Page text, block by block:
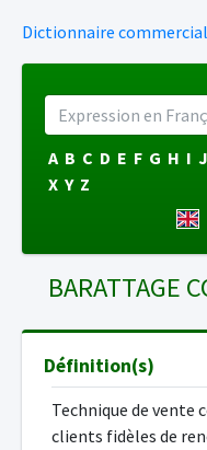
Dictionnaire commercial
A B C D E F G H I J
X Y Z
BARATTAGE
Définition(s)
Technique de vente
clients fidèles de